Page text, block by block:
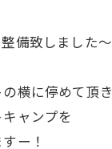
備致しました～
横に停めて頂き
ャンプを
ー！